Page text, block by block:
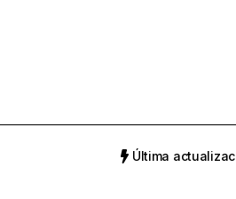
Última